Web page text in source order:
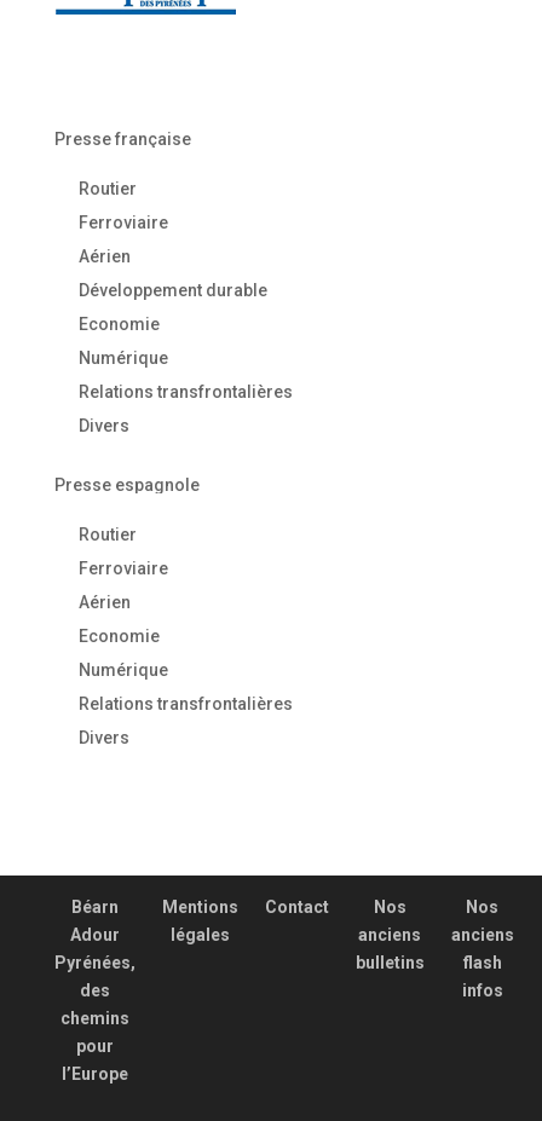
Presse française
Routier
Ferroviaire
Aérien
Développement durable
Economie
Numérique
Relations transfrontalières
Divers
Presse espagnole
Routier
Ferroviaire
Aérien
Economie
Numérique
Relations transfrontalières
Divers
Béarn
Adour
Pyrénées,
des
chemins
pour
l’Europe
Mentions
légales
Contact
Nos
anciens
bulletins
Nos
anciens
flash
infos